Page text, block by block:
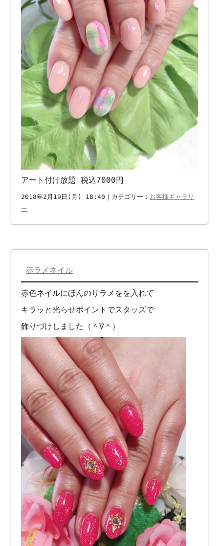
アート付け放題 税込7000円
2018年2月19日(月) 18:40｜カテゴリー： お客様ギャラリ
ー
赤ラメネイル
赤色ネイルにほんのりラメをを入れて
キラッと光らせポイントでスタッズで
飾りづけしました（＾∇＾）